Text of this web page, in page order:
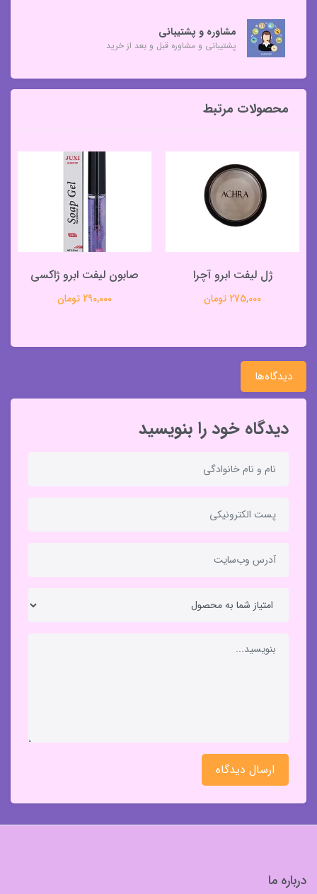
مشاوره و پشتیبانی
پشتیبانی و مشاوره قبل و بعد از خرید
محصولات مرتبط
ژل لیفت ابرو آچرا
275,000 تومان
صابون لیفت ابرو ژاکسی
290,000 تومان
دیدگاه‌ها
دیدگاه خود را بنویسید
ارسال دیدگاه
درباره ما